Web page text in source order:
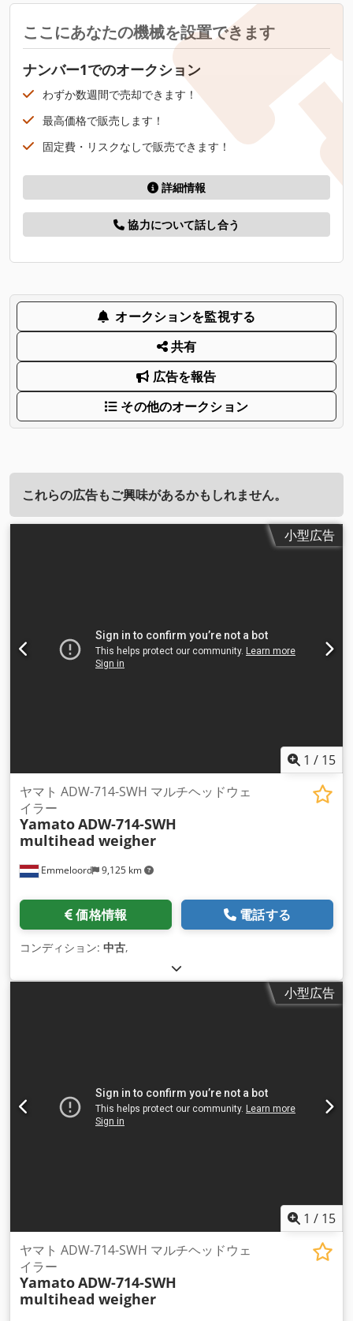
ここにあなたの機械を設置できます
ナンバー1でのオークション
わずか数週間で売却できます！
最高価格で販売します！
固定費・リスクなしで販売できます！
詳細情報
協力について話し合う
オークションを監視する
共有
広告を報告
その他のオークション
これらの広告もご興味があるかもしれません。
小型広告
1 / 15
Emmeloord 9,125 km
ヤマト ADW-714-SWH マルチヘッドウェ
イラー
YamatoADW-714-SWH
multihead weigher
価格情報 電話する
コンディション: 中古,
小型広告
1 / 15
ヤマト ADW-714-SWH マルチヘッドウェ
イラー
YamatoADW-714-SWH
multihead weigher